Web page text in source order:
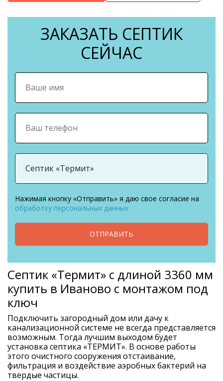
ЗАКАЗАТЬ СЕПТИК
СЕЙЧАС
Нажимая кнопку «Отправить» я даю свое согласие на
обработку персональных данных
ОТПРАВИТЬ
Септик «Термит» с длиной 3360 мм
купить в Иваново с монтажом под
ключ
Подключить загородный дом или дачу к
канализационной системе не всегда представляется
возможным. Тогда лучшим выходом будет
установка септика «ТЕРМИТ». В основе работы
этого очистного сооружения отстаивание,
фильтрация и воздействие аэробных бактерий на
твердые частицы.